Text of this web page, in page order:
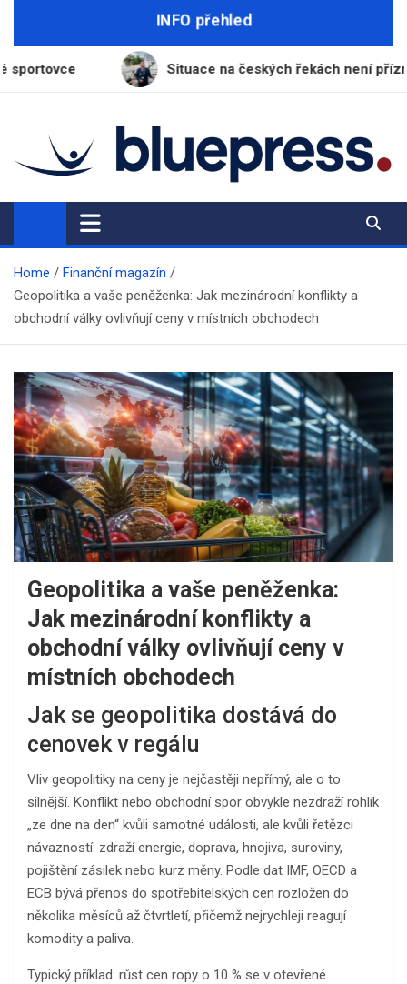
INFO přehled
Situace na českých řekách není příznivá, varuje ředitel
BluePress.cz
Seriózní průvodce moderním životem
Home
Finanční magazín
Geopolitika a vaše peněženka: Jak mezinárodní konflikty a
obchodní války ovlivňují ceny v místních obchodech
Geopolitika a vaše peněženka:
Jak mezinárodní konflikty a
obchodní války ovlivňují ceny v
místních obchodech
Jak se geopolitika dostává do
cenovek v regálu
Vliv geopolitiky na ceny je nejčastěji nepřímý, ale o to
silnější. Konflikt nebo obchodní spor obvykle nezdraží rohlík
„ze dne na den“ kvůli samotné události, ale kvůli řetězci
návazností: zdraží energie, doprava, hnojiva, suroviny,
pojištění zásilek nebo kurz měny. Podle dat IMF, OECD a
ECB bývá přenos do spotřebitelských cen rozložen do
několika měsíců až čtvrtletí, přičemž nejrychleji reagují
komodity a paliva.
Typický příklad: růst cen ropy o 10 % se v otevřené